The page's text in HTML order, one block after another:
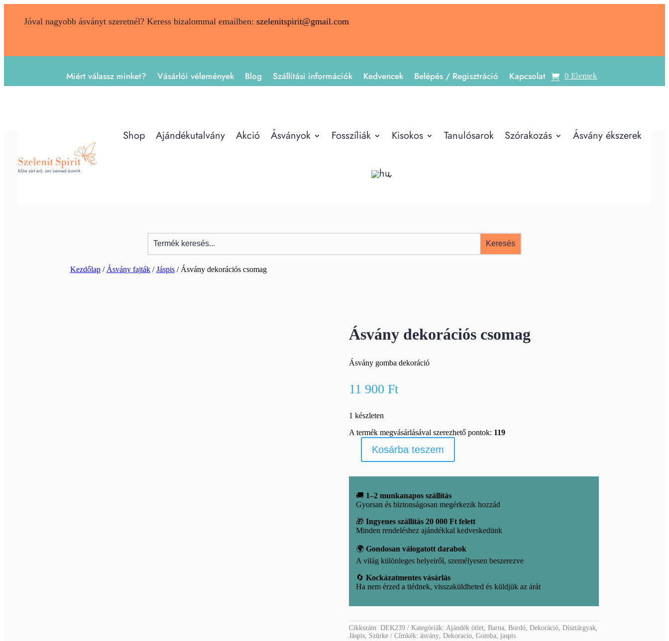
Jóval nagyobb ásványt szeretnél? Keress bizalommal emailben: szelenitspirit@gmail.com
Miért válassz minket? Vásárlói vélemények Blog Szállítási információk Kedvencek Belépés / Regisztráció Kapcsolat 0 Elemek
Shop Ajándékutalvány Akció Ásványok Fosszíliák Kisokos Tanulósarok Szórakozás Ásvány ékszerek
Kezdőlap/ Ásvány fajták/Jáspis/ Ásvány dekorációs csomag
Ásvány dekorációs csomag
Ásvány gomba dekoráció
11 900Ft
1 készleten
A termék megvásárlásával szerezhető pontok: 119
Ásvány
dekorációs
Kosárba teszem
🚚 1–2 munkanapos szállítás
Gyorsan és biztonságosan megérkezik hozzád
🎁Ingyenes szállítás 20 000 Ft felett
Minden rendeléshez ajándékkal kedveskedünk
🌍Gondosan válogatott darabok
A világ különleges helyeiről, személyesen beszerezve
🔄Kockázatmentes vásárlás
Ha nem érzed a tiédnek, visszaküldheted és küldjük az árát
Cikkszám:DEK239 Kategóriák:Ajándék ötlet,Barna,Bordó,Dekoráció,Dísztárgyak,
Jáspis, Szürke Címkék:ásvány,Dekoracio,Gomba, jaspis